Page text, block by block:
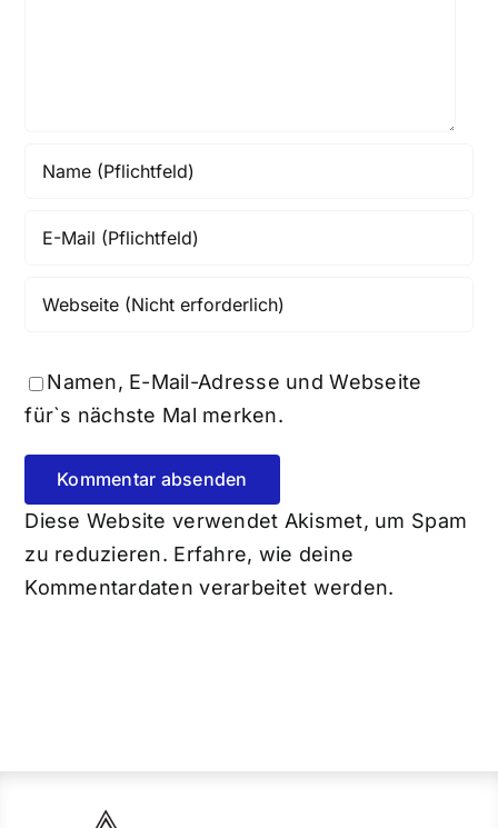
Namen, E-Mail-Adresse und Webseite
für`s nächste Mal merken.
Diese Website verwendet Akismet, um Spam
zu reduzieren. Erfahre, wie deine
Kommentardaten verarbeitet werden.